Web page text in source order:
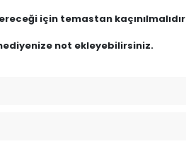
için temastan
not ekleyebilirsiniz.